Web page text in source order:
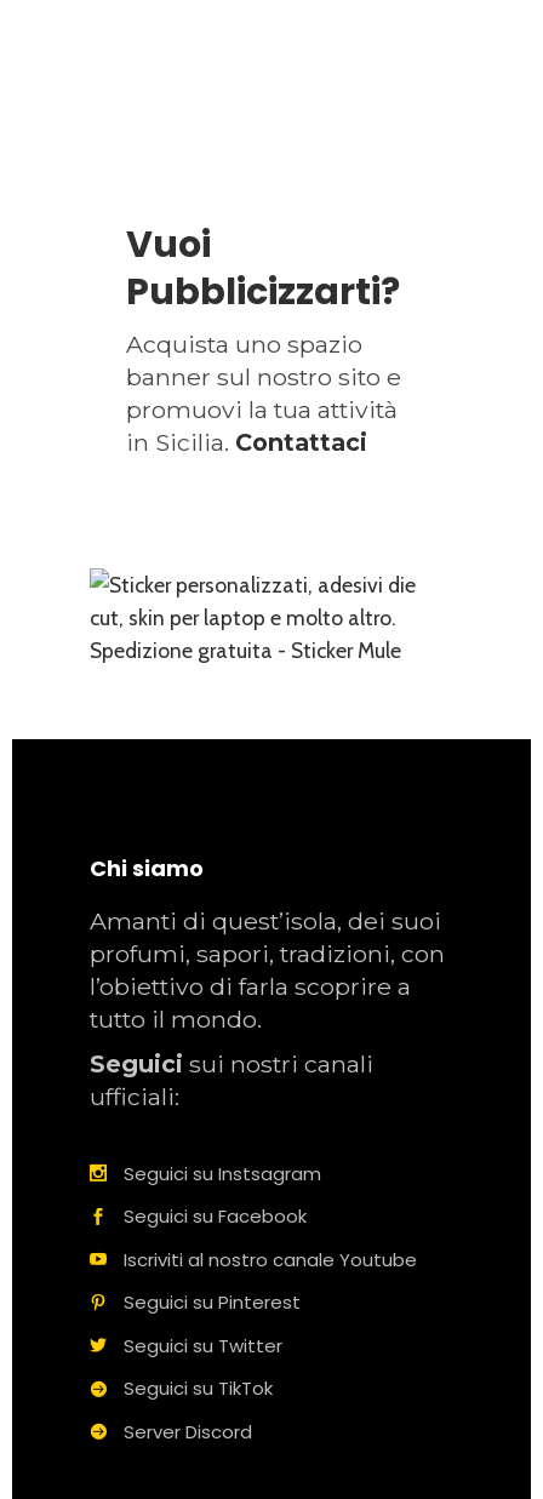
Vuoi
Pubblicizzarti?
Acquista uno spazio
banner sul nostro sito e
promuovi la tua attività
in Sicilia. Contattaci
Chi siamo
Amanti di quest’isola, dei suoi
profumi, sapori, tradizioni, con
l’obiettivo di farla scoprire a
tutto il mondo.
Seguici sui nostri canali
ufficiali:
Seguici su Instsagram
Seguici su Facebook
Iscriviti al nostro canale Youtube
Seguici su Pinterest
Seguici su Twitter
Seguici su TikTok
Server Discord